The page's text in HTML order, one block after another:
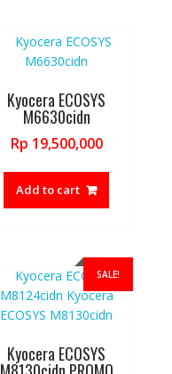
Kyocera ECOSYS
M6630cidn
Rp 19,500,000
Add to cart
SALE!
Kyocera ECOSYS